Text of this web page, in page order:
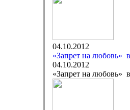
04.10.2012
«Запрет на любовь»
04.10.2012
«Запрет на любовь»